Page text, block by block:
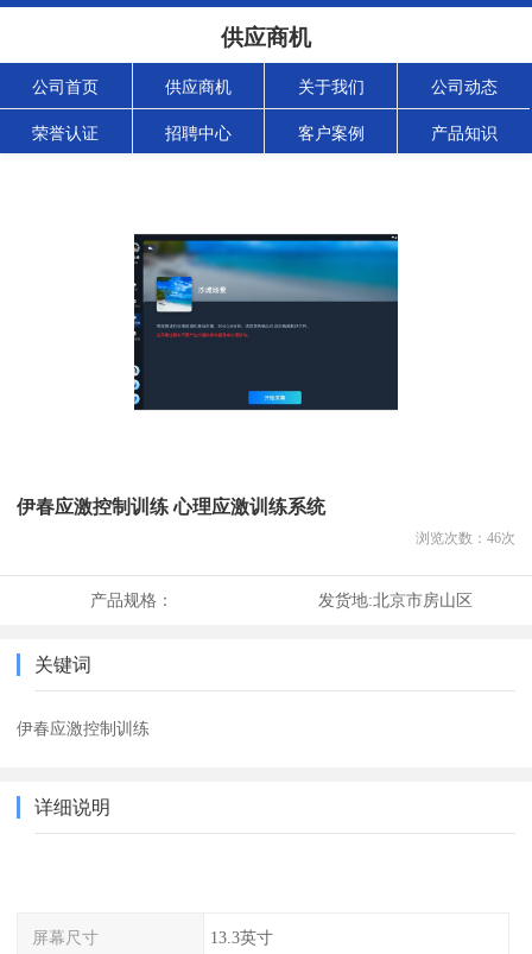
供应商机
公司首页 供应商机 关于我们 公司动态
荣誉认证 招聘中心 客户案例 产品知识
伊春应激控制训练 心理应激训练系统
浏览次数： 46次
产品规格： 发货地:北京市房山区
关键词
伊春应激控制训练
详细说明
屏幕尺寸 13.3英寸